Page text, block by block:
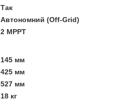
Так
Автономний (Off-Grid)
2 MPPT
145 мм
425 мм
527 мм
18 кг